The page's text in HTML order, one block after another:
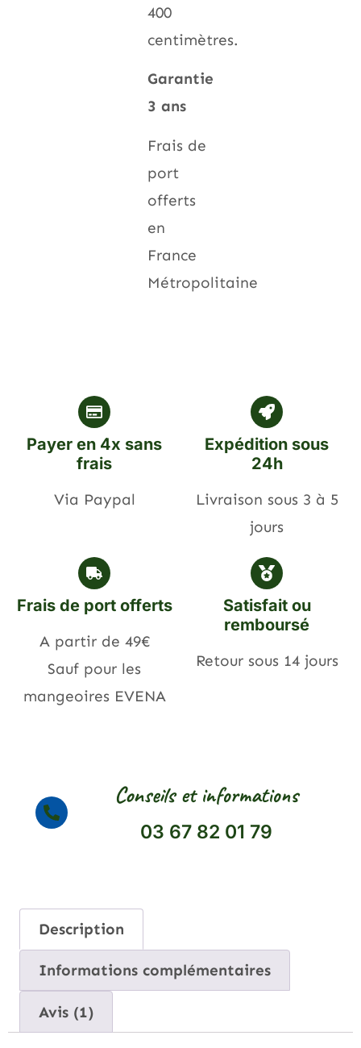
400
centimètres.
Garantie
3 ans
Frais de
port
offerts
en
France
Métropolitaine
Payer en 4x sans
frais
Via Paypal
Expédition sous
24h
Livraison sous 3 à 5
jours
Frais de port offerts
A partir de 49€
Sauf pour les
mangeoires EVENA
Satisfait ou
remboursé
Retour sous 14 jours
Conseils et informations
03 67 82 01 79
Description
Informations complémentaires
Avis (1)